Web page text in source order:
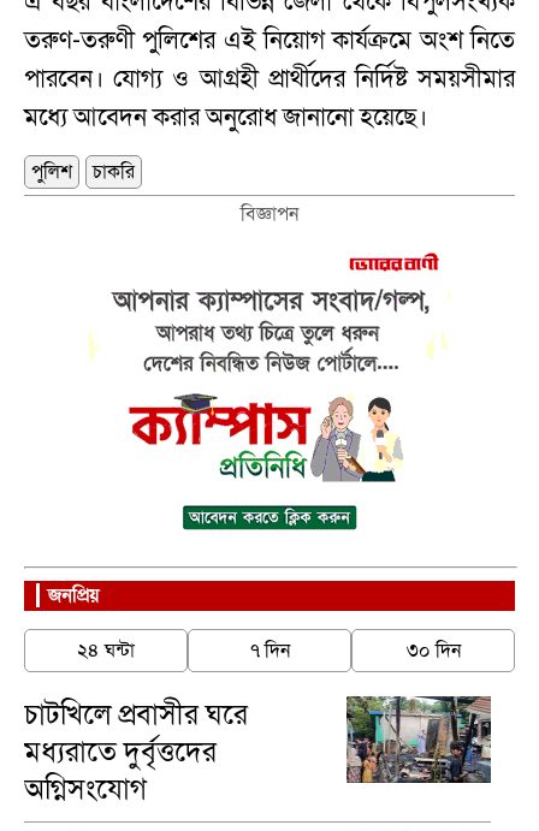
তরুণ-তরুণী পুলিশের এই নিয়োগ কার্যক্রমে অংশ নিতে
পারবেন। যোগ্য ও আগ্রহী প্রার্থীদের নির্দিষ্ট সময়সীমার
মধ্যে আবেদন করার অনুরোধ জানানো হয়েছে।
পুলিশ
চাকরি
বিজ্ঞাপন
জনপ্রিয়
২৪ ঘন্টা ৭ দিন ৩০ দিন
চাটখিলে প্রবাসীর ঘরে
মধ্যরাতে দুর্বৃত্তদের
অগ্নিসংযোগ